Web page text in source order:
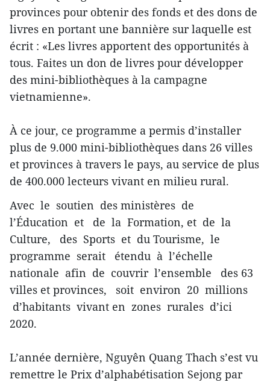
provinces pour obtenir des fonds et des dons de
livres en portant une bannière sur laquelle est
écrit : «Les livres apportent des opportunités à
tous. Faites un don de livres pour développer
des mini-bibliothèques à la campagne
vietnamienne».
À ce jour, ce programme a permis d’installer
plus de 9.000 mini-bibliothèques dans 26 villes
et provinces à travers le pays, au service de plus
de 400.000 lecteurs vivant en milieu rural.
Avec le soutien des ministères de
l’Éducation et de la Formation, et de la
Culture, des Sports et du Tourisme, le
programme serait étendu à l’échelle
nationale afin de couvrir l’ensemble des 63
villes et provinces, soit environ 20 millions
d’habitants vivant en zones rurales d’ici
2020.
L’année dernière, Nguyên Quang Thach s’est vu
remettre le Prix d’alphabétisation Sejong par